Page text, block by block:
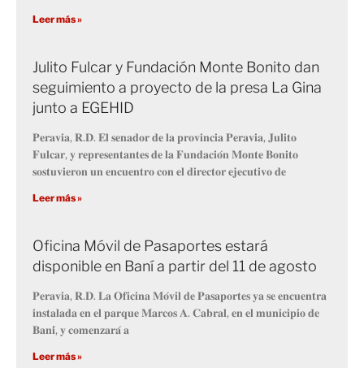
Leer más »
Julito Fulcar y Fundación Monte Bonito dan
seguimiento a proyecto de la presa La Gina
junto a EGEHID
𝐏𝐞𝐫𝐚𝐯𝐢𝐚, 𝐑.𝐃. 𝐄𝐥 𝐬𝐞𝐧𝐚𝐝𝐨𝐫 𝐝𝐞 𝐥𝐚 𝐩𝐫𝐨𝐯𝐢𝐧𝐜𝐢𝐚 𝐏𝐞𝐫𝐚𝐯𝐢𝐚, 𝐉𝐮𝐥𝐢𝐭𝐨
𝐅𝐮𝐥𝐜𝐚𝐫, 𝐲 𝐫𝐞𝐩𝐫𝐞𝐬𝐞𝐧𝐭𝐚𝐧𝐭𝐞𝐬 𝐝𝐞 𝐥𝐚 𝐅𝐮𝐧𝐝𝐚𝐜𝐢𝐨́𝐧 𝐌𝐨𝐧𝐭𝐞 𝐁𝐨𝐧𝐢𝐭𝐨
𝐬𝐨𝐬𝐭𝐮𝐯𝐢𝐞𝐫𝐨𝐧 𝐮𝐧 𝐞𝐧𝐜𝐮𝐞𝐧𝐭𝐫𝐨 𝐜𝐨𝐧 𝐞𝐥 𝐝𝐢𝐫𝐞𝐜𝐭𝐨𝐫 𝐞𝐣𝐞𝐜𝐮𝐭𝐢𝐯𝐨 𝐝𝐞
Leer más »
Oficina Móvil de Pasaportes estará
disponible en Baní a partir del 11 de agosto
𝐏𝐞𝐫𝐚𝐯𝐢𝐚, 𝐑.𝐃. 𝐋𝐚 𝐎𝐟𝐢𝐜𝐢𝐧𝐚 𝐌𝐨́𝐯𝐢𝐥 𝐝𝐞 𝐏𝐚𝐬𝐚𝐩𝐨𝐫𝐭𝐞𝐬 𝐲𝐚 𝐬𝐞 𝐞𝐧𝐜𝐮𝐞𝐧𝐭𝐫𝐚
𝐢𝐧𝐬𝐭𝐚𝐥𝐚𝐝𝐚 𝐞𝐧 𝐞𝐥 𝐩𝐚𝐫𝐪𝐮𝐞 𝐌𝐚𝐫𝐜𝐨𝐬 𝐀. 𝐂𝐚𝐛𝐫𝐚𝐥, 𝐞𝐧 𝐞𝐥 𝐦𝐮𝐧𝐢𝐜𝐢𝐩𝐢𝐨 𝐝𝐞
𝐁𝐚𝐧𝐢́, 𝐲 𝐜𝐨𝐦𝐞𝐧𝐳𝐚𝐫𝐚́ 𝐚
Leer más »